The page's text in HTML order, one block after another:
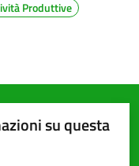
Produttive
su questa